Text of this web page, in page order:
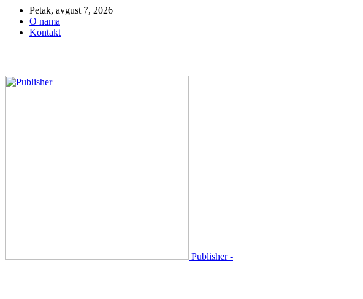
Petak, avgust 7, 2026
O nama
Kontakt
Publisher -